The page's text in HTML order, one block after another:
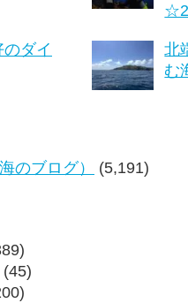
ダイ
北
む
のブログ）
(5,191)
(45)